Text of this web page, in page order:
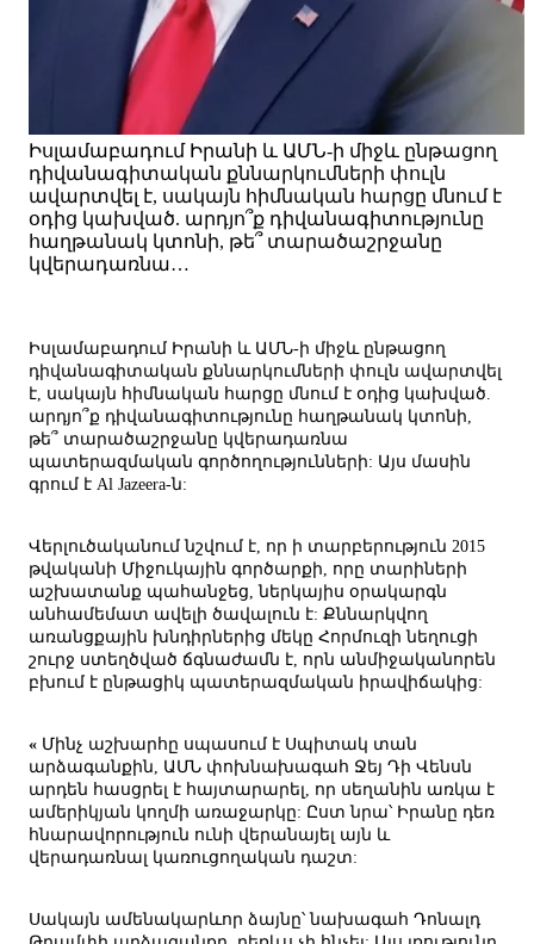
Իսլամաբադում Իրանի և ԱՄՆ-ի միջև ընթացող
դիվանագիտական քննարկումների փուլն
ավարտվել է, սակայն հիմնական հարցը մնում է
օդից կախված. արդյո՞ք դիվանագիտությունը
հաղթանակ կտոնի, թե՞ տարածաշրջանը
կվերադառնա…
Իսլամաբադում Իրանի և ԱՄՆ-ի միջև ընթացող
դիվանագիտական քննարկումների փուլն ավարտվել
է, սակայն հիմնական հարցը մնում է օդից կախված.
արդյո՞ք դիվանագիտությունը հաղթանակ կտոնի,
թե՞ տարածաշրջանը կվերադառնա
պատերազմական գործողությունների: Այս մասին
գրում է Al Jazeera-ն:
Վերլուծականում նշվում է, որ ի տարբերություն 2015
թվականի Միջուկային գործարքի, որը տարիների
աշխատանք պահանջեց, ներկայիս օրակարգն
անհամեմատ ավելի ծավալուն է: Քննարկվող
առանցքային խնդիրներից մեկը Հորմուզի նեղուցի
շուրջ ստեղծված ճգնաժամն է, որն անմիջականորեն
բխում է ընթացիկ պատերազմական իրավիճակից:
« Մինչ աշխարհը սպասում է Սպիտակ տան
արձագանքին, ԱՄՆ փոխնախագահ Ջեյ Դի Վենսն
արդեն հասցրել է հայտարարել, որ սեղանին առկա է
ամերիկյան կողմի առաջարկը: Ըստ նրա՝ Իրանը դեռ
հնարավորություն ունի վերանայել այն և
վերադառնալ կառուցողական դաշտ:
Սակայն ամենակարևոր ձայնը՝ նախագահ Դոնալդ